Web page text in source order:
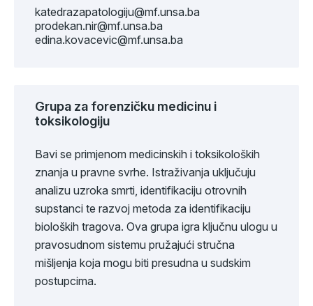
katedrazapatologiju@mf.unsa.ba
prodekan.nir@mf.unsa.ba
edina.kovacevic@mf.unsa.ba
Grupa za forenzičku medicinu i
toksikologiju
Bavi se primjenom medicinskih i toksikoloških
znanja u pravne svrhe. Istraživanja uključuju
analizu uzroka smrti, identifikaciju otrovnih
supstanci te razvoj metoda za identifikaciju
bioloških tragova. Ova grupa igra ključnu ulogu u
pravosudnom sistemu pružajući stručna
mišljenja koja mogu biti presudna u sudskim
postupcima.